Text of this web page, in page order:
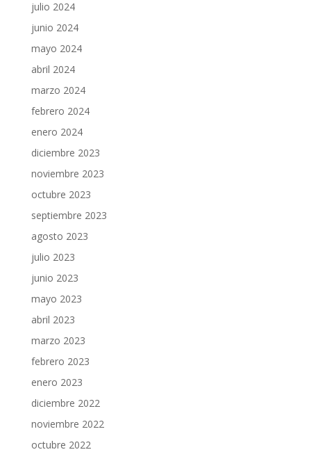
julio 2024
junio 2024
mayo 2024
abril 2024
marzo 2024
febrero 2024
enero 2024
diciembre 2023
noviembre 2023
octubre 2023
septiembre 2023
agosto 2023
julio 2023
junio 2023
mayo 2023
abril 2023
marzo 2023
febrero 2023
enero 2023
diciembre 2022
noviembre 2022
octubre 2022